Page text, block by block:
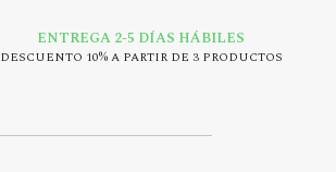
ENTREGA 2-5 DÍAS HÁBILES
DESCUENTO 10% A PARTIR DE 3 PRODUCTOS